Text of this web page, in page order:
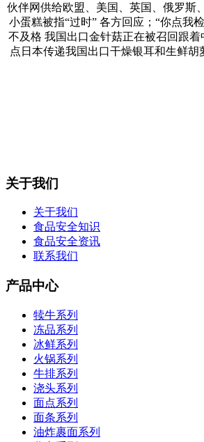
伙伴网供给欧盟、美国、英国、俄罗斯
小蛋糕被指“过时” 各方回应；“你点我
不及格 我国出口金针菇正在被召回跟
点日本传递我国出口干燥银耳和生鲜
关于我们
关于我们
食品安全知识
食品安全资讯
联系我们
产品中心
犊牛系列
冻品系列
冰鲜系列
火锅系列
牛排系列
浇头系列
面点系列
面条系列
油炸裹面系列